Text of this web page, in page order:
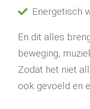
Energetisch
En dit alles
beweging,
Zodat het niet
ook gevoeld en